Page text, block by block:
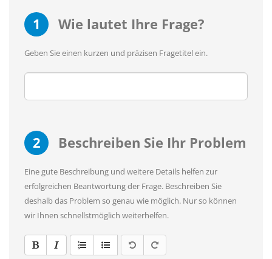
1 Wie lautet Ihre Frage?
Geben Sie einen kurzen und präzisen Fragetitel ein.
2 Beschreiben Sie Ihr Problem
Eine gute Beschreibung und weitere Details helfen zur
erfolgreichen Beantwortung der Frage. Beschreiben Sie
deshalb das Problem so genau wie möglich. Nur so können
wir Ihnen schnellstmöglich weiterhelfen.